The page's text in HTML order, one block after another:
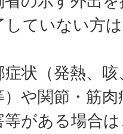
していない方
状（発熱、
や関節・筋
等がある場合